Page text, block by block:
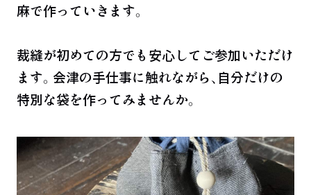
麻で作っていきます。
裁縫が初めての方でも安心してご参加いただけ
ます。会津の手仕事に触れながら、自分だけの
特別な袋を作ってみませんか。